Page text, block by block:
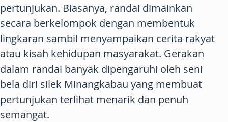
pertunjukan. Biasanya, randai dimainkan
secara berkelompok dengan membentuk
lingkaran sambil menyampaikan cerita rakyat
atau kisah kehidupan masyarakat. Gerakan
dalam randai banyak dipengaruhi oleh seni
bela diri silek Minangkabau yang membuat
pertunjukan terlihat menarik dan penuh
semangat.